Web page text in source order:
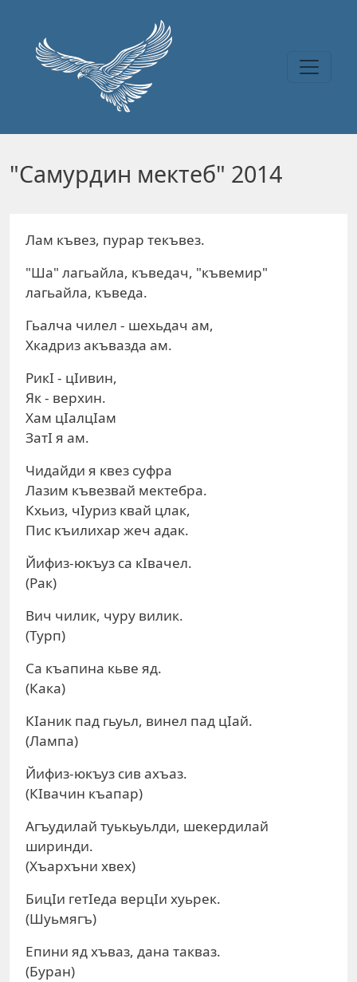
"Самурдин мектеб" 2014
Лам къвез, пурар текъвез.
"Ша" лагьайла, къведач, "къвемир"
лагьайла, къведа.
Гьалча чилел - шехьдач ам,
Хкадриз акъвазда ам.
РикI - цIивин,
Як - верхин.
Хам цIалцIам
ЗатI я ам.
Чидайди я квез суфра
Лазим къвезвай мектебра.
Кхьиз, чIуриз квай цлак,
Пис къилихар жеч адак.
Йифиз-юкъуз са кIвачел.
(Рак)
Вич чилик, чуру вилик.
(Турп)
Са къапина кьве яд.
(Кака)
КIаник пад гьуьл, винел пад цIай.
(Лампа)
Йифиз-юкъуз сив ахъаз.
(КIвачин къапар)
Агъудилай туькьуьлди, шекердилай
ширинди.
(Хъархъни хвех)
БицIи гетIеда верцIи хуьрек.
(Шуьмягъ)
Епини яд хъваз, дана такваз.
(Буран)